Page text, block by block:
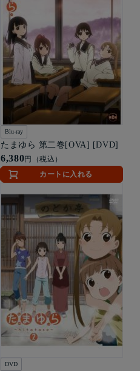
Blu-ray
たまゆら 第二巻[OVA] [DVD]
6,380円（税込）
カートに入れる
DVD